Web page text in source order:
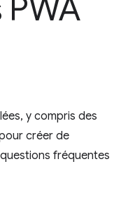
y compris des
créer de
fréquentes